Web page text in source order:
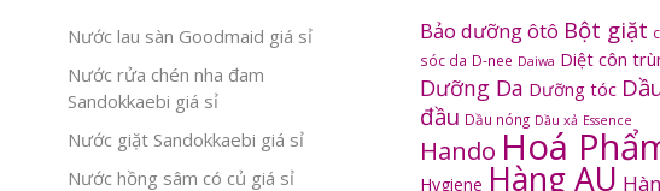
Nước lau sàn Goodmaid giá sỉ
Nước rửa chén nha đam
Sandokkaebi giá sỉ
Nước giặt Sandokkaebi giá sỉ
Nước hồng sâm có củ giá sỉ
Bảo dưỡng ôtô Bột giặt
sóc da D-nee Daiwa Diệt côn
Dưỡng Da Dưỡng tóc
đầu Dầu nóng Dầu xả Essence
Hando Hoá
Hygiene Hàng AU